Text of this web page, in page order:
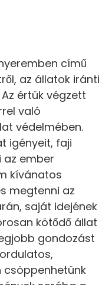
című
az állatok iránti
értük végzett
való
védelmében.
igényeit, faji
ember
kívánatos
megtenni az
saját idejének
kötődő állat
gondozást
csöppenhetünk